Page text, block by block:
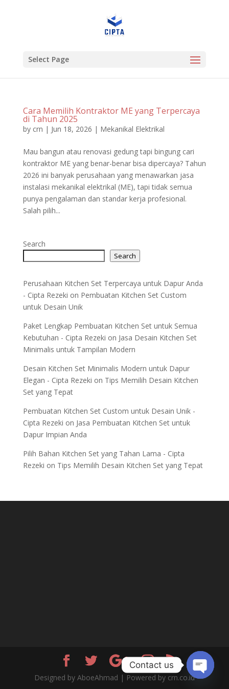
Select Page
Cara Memilih Kontraktor ME yang Terpercaya
di Tahun 2025
by crn | Jun 18, 2026 | Mekanikal Elektrikal
Mau bangun atau renovasi gedung tapi bingung cari
kontraktor ME yang benar-benar bisa dipercaya? Tahun
2026 ini banyak perusahaan yang menawarkan jasa
instalasi mekanikal elektrikal (ME), tapi tidak semua
punya pengalaman dan standar kerja profesional.
Salah pilih...
Search
Search
Perusahaan Kitchen Set Terpercaya untuk Dapur Anda
- Cipta Rezeki on Pembuatan Kitchen Set Custom
untuk Desain Unik
Paket Lengkap Pembuatan Kitchen Set untuk Semua
Kebutuhan - Cipta Rezeki on Jasa Desain Kitchen Set
Minimalis untuk Tampilan Modern
Desain Kitchen Set Minimalis Modern untuk Dapur
Elegan - Cipta Rezeki on Tips Memilih Desain Kitchen
Set yang Tepat
Pembuatan Kitchen Set Custom untuk Desain Unik -
Cipta Rezeki on Jasa Pembuatan Kitchen Set untuk
Dapur Impian Anda
Pilih Bahan Kitchen Set yang Tahan Lama - Cipta
Rezeki on Tips Memilih Desain Kitchen Set yang Tepat
Designed by AboeAhmad | Powered by crn.co.id
Contact us